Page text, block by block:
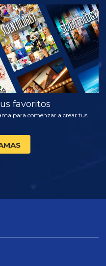
EXPLORA LAS
SERIES
favoritos
para comenzar a crear tus